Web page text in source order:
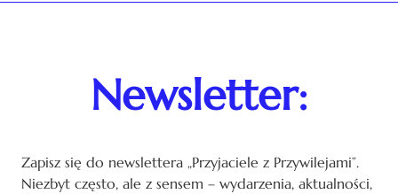
Newsletter:
Zapisz się do newslettera „Przyjaciele z Przywilejami”.
Niezbyt często, ale z sensem – wydarzenia, aktualności,